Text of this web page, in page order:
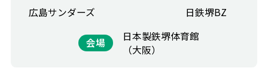
広島サンダーズ 日鉄堺BZ
会場
日本製鉄堺体育館
（大阪）